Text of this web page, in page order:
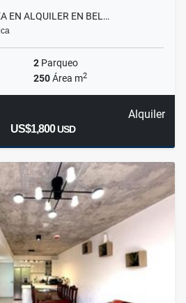
EN ALQUILER EN BEL…
2 Parqueo
250Área m2
Alquiler
US$1,800USD